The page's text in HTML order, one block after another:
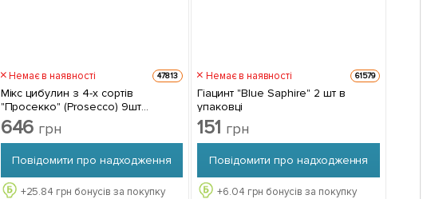
Немає в наявності 47813
Мікс цибулин з 4-х сортів
"Просекко" (Prosecco) 9шт
цибулин
646 грн
Повідомити про надходження
+25.84 грн бонусів за покупку
Немає в наявності 61579
Гіацинт "Blue Saphire" 2 шт в
упаковці
151 грн
Повідомити про надходження
+6.04 грн бонусів за покупку